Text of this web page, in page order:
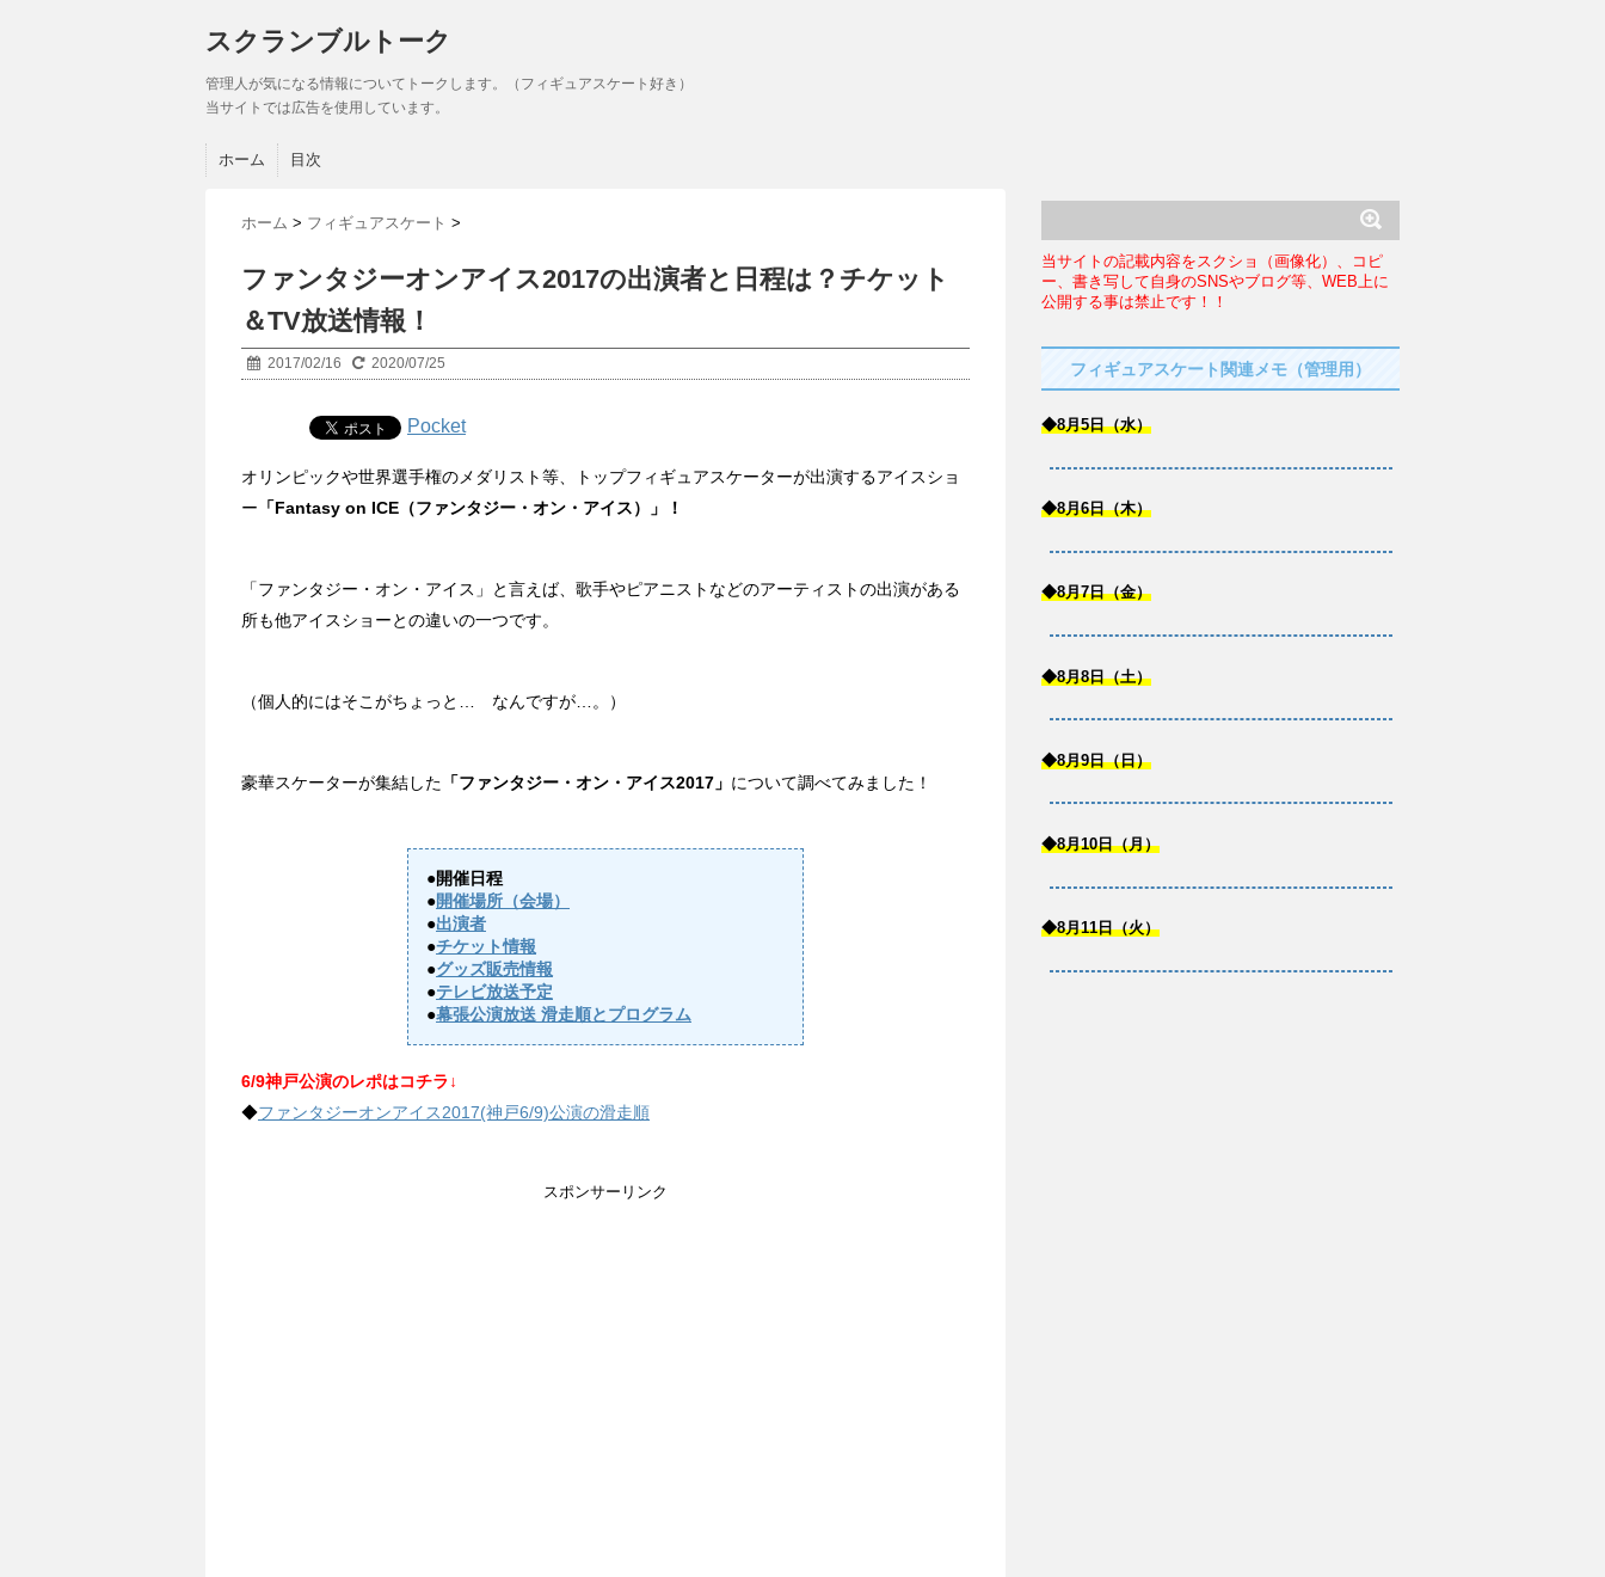
スクランブルトーク
管理人が気になる情報についてトークします。（フィギュアスケート好き）
当サイトでは広告を使用しています。
ホーム 目次
ホーム > フィギュアスケート >
ファンタジーオンアイス2017の出演者と日程は？チケット
＆TV放送情報！
2017/02/16 2020/07/25
Pocket
オリンピックや世界選手権のメダリスト等、トップフィギュアスケーターが出演するアイスショ
ー 「Fantasy on ICE（ファンタジー・オン・アイス）」！
「ファンタジー・オン・アイス」と言えば、歌手やピアニストなどのアーティストの出演がある
所も他アイスショーとの違いの一つです。
（個人的にはそこがちょっと… なんですが…。）
豪華スケーターが集結した 「ファンタジー・オン・アイス2017」 について調べてみました！
●開催日程
●開催場所（会場）
●出演者
●チケット情報
●グッズ販売情報
●テレビ放送予定
●幕張公演放送 滑走順とプログラム
6/9神戸公演のレポはコチラ↓
◆ファンタジーオンアイス2017(神戸6/9)公演の滑走順
スポンサーリンク
当サイトの記載内容をスクショ（画像化）、コピ
ー、書き写して自身のSNSやブログ等、WEB上に
公開する事は禁止です！！
フィギュアスケート関連メモ（管理用）
◆8月5日（水）
◆8月6日（木）
◆8月7日（金）
◆8月8日（土）
◆8月9日（日）
◆8月10日（月）
◆8月11日（火）